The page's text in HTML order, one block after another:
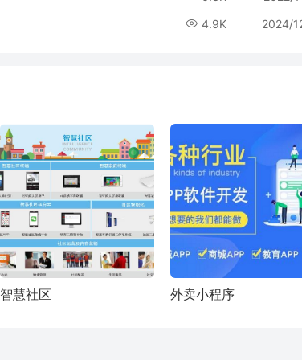
4.9K 2024/
智慧社区 外卖小程序